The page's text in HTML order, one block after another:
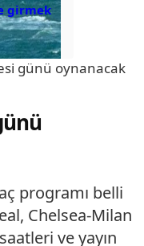
girmek
günü oynanacak
programı belli
Chelsea-Milan
ve yayın